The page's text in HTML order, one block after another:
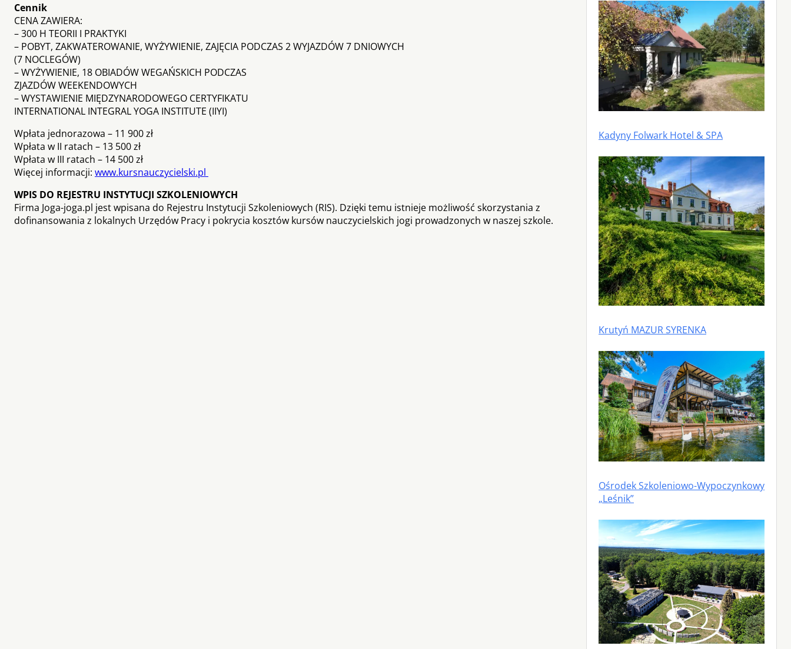
Cennik
CENA ZAWIERA:
– 300 H TEORII I PRAKTYKI
– POBYT, ZAKWATEROWANIE, WYŻYWIENIE, ZAJĘCIA PODCZAS 2 WYJAZDÓW 7 DNIOWYCH
(7 NOCLEGÓW)
– WYŻYWIENIE, 18 OBIADÓW WEGAŃSKICH PODCZAS
ZJAZDÓW WEEKENDOWYCH
– WYSTAWIENIE MIĘDZYNARODOWEGO CERTYFIKATU
INTERNATIONAL INTEGRAL YOGA INSTITUTE (IIYI)
Wpłata jednorazowa – 11 900 zł
Wpłata w II ratach – 13 500 zł
Wpłata w III ratach – 14 500 zł
Więcej informacji: www.kursnauczycielski.pl
WPIS DO REJESTRU INSTYTUCJI SZKOLENIOWYCH
Firma Joga-joga.pl jest wpisana do Rejestru Instytucji Szkoleniowych (RIS). Dzięki temu istnieje możliwość skorzystania z
dofinansowania z lokalnych Urzędów Pracy i pokrycia kosztów kursów nauczycielskich jogi prowadzonych w naszej szkole.
Kadyny Folwark Hotel & SPA
Krutyń MAZUR SYRENKA
Ośrodek Szkoleniowo-Wypoczynkowy
„Leśnik”